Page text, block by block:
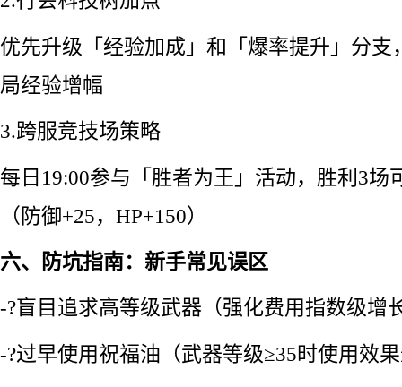
优先升级「经验加成」和「爆率提升」分支
局经验增幅
3.跨服竞技场策略
每日19:00参与「胜者为王」活动，胜利3场
（防御+25，HP+150）
六、防坑指南：新手常见误区
-?盲目追求高等级武器（强化费用指数级增
-?过早使用祝福油（武器等级≥35时使用效